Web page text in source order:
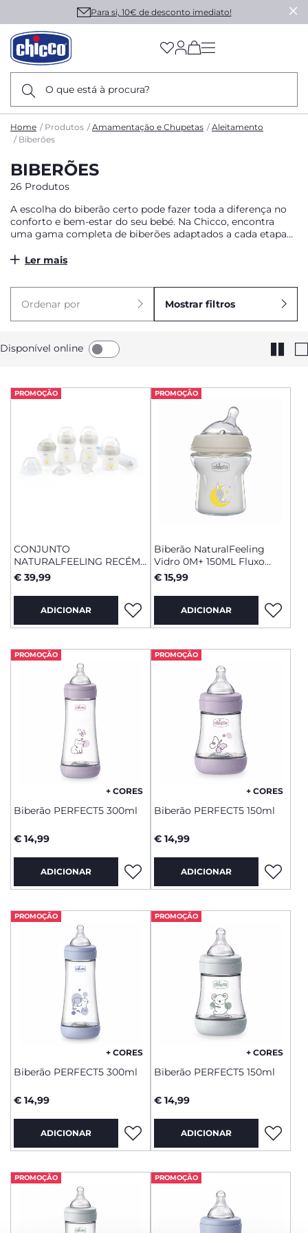
Para si, 10€ de desconto imediato!
O que está à procura?
(has more options
Home Produtos Amamentação e Chupetas
Aleitamento
Biberões
BIBERÕES
26 Produtos
A escolha do biberão certo pode fazer toda a diferença no
conforto e bem-estar do seu bebé. Na Chicco, encontra
uma gama completa de biberões adaptados a cada etapa
de alimentos líquidos. Os nossos biberões foram pensados
e tranquila.
Ler mais
Ordenar por Mostrar filtros
Disponível online
PROMOÇÃO
CONJUNTO
NATURALFEELING RECÉM-
NASCIDO
€ 39,99
ADICIONAR
PROMOÇÃO
Biberão NaturalFeeling
Vidro 0M+ 150ML Fluxo
Normal
€ 15,99
ADICIONAR
PROMOÇÃO
+ CORES
Biberão PERFECT5 300ml
€ 14,99
ADICIONAR
PROMOÇÃO
+ CORES
Biberão PERFECT5 150ml
€ 14,99
ADICIONAR
PROMOÇÃO
+ CORES
Biberão PERFECT5 300ml
€ 14,99
ADICIONAR
PROMOÇÃO
+ CORES
Biberão PERFECT5 150ml
€ 14,99
ADICIONAR
PROMOÇÃO PROMOÇÃO